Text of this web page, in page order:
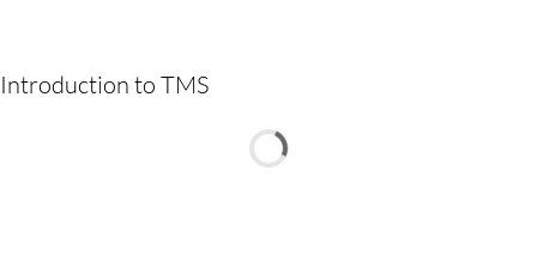
Introduction to TMS